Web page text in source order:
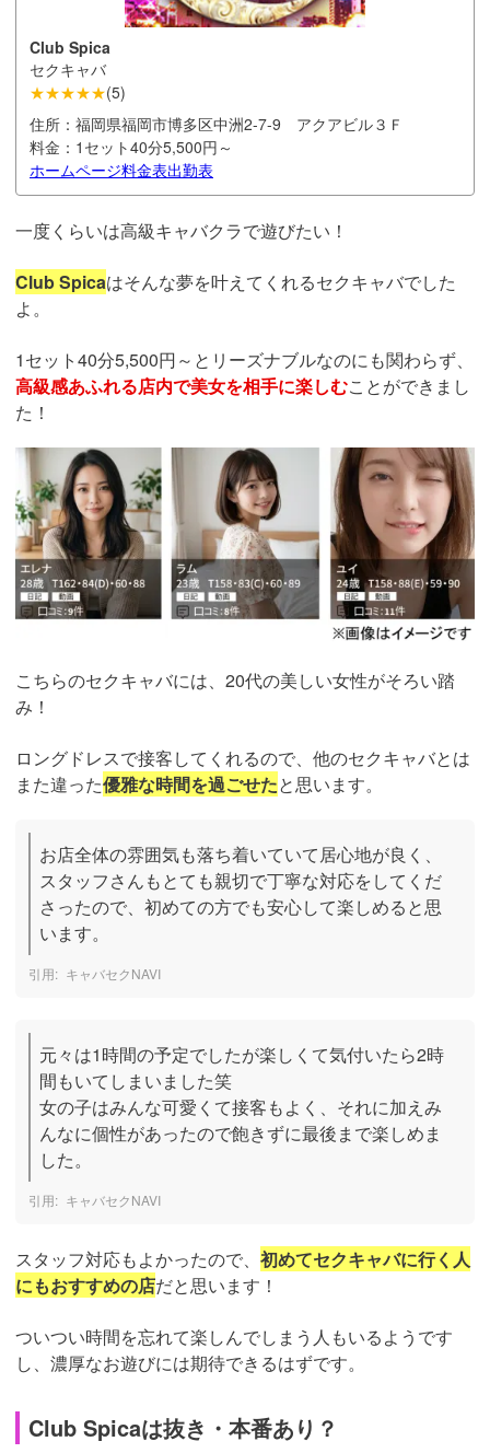
Club Spica
セクキャバ
★★★★★(5)
住所： 福岡県福岡市博多区中洲2-7-9 アクアビル３Ｆ
料金： 1セット40分5,500円～
ホームページ料金表出勤表
一度くらいは高級キャバクラで遊びたい！
Club Spicaはそんな夢を叶えてくれるセクキャバでした
よ。
1セット40分5,500円～とリーズナブルなのにも関わらず、
高級感あふれる店内で美女を相手に楽しむことができまし
た！
こちらのセクキャバには、20代の美しい女性がそろい踏
み！
ロングドレスで接客してくれるので、他のセクキャバとは
また違った優雅な時間を過ごせたと思います。
お店全体の雰囲気も落ち着いていて居心地が良く、
スタッフさんもとても親切で丁寧な対応をしてくだ
さったので、初めての方でも安心して楽しめると思
います。
キャバセクNAVI
元々は1時間の予定でしたが楽しくて気付いたら2時
間もいてしまいました笑
女の子はみんな可愛くて接客もよく、それに加えみ
んなに個性があったので飽きずに最後まで楽しめま
した。
キャバセクNAVI
スタッフ対応もよかったので、 初めてセクキャバに行く人
にもおすすめの店だと思います！
ついつい時間を忘れて楽しんでしまう人もいるようです
し、濃厚なお遊びには期待できるはずです。
Club Spicaは抜き・本番あり？